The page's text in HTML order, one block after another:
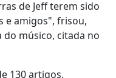
de Jeff terem sido
e amigos", frisou,
do músico, citada no
130 artigos,